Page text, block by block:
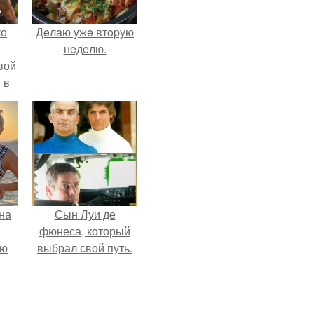
в
Дeлaю yжe втopую
нeдeлю.
Сын Луи де
фюнеса, который
выбрал свой путь.